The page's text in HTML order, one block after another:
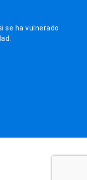
se ha vulnerado